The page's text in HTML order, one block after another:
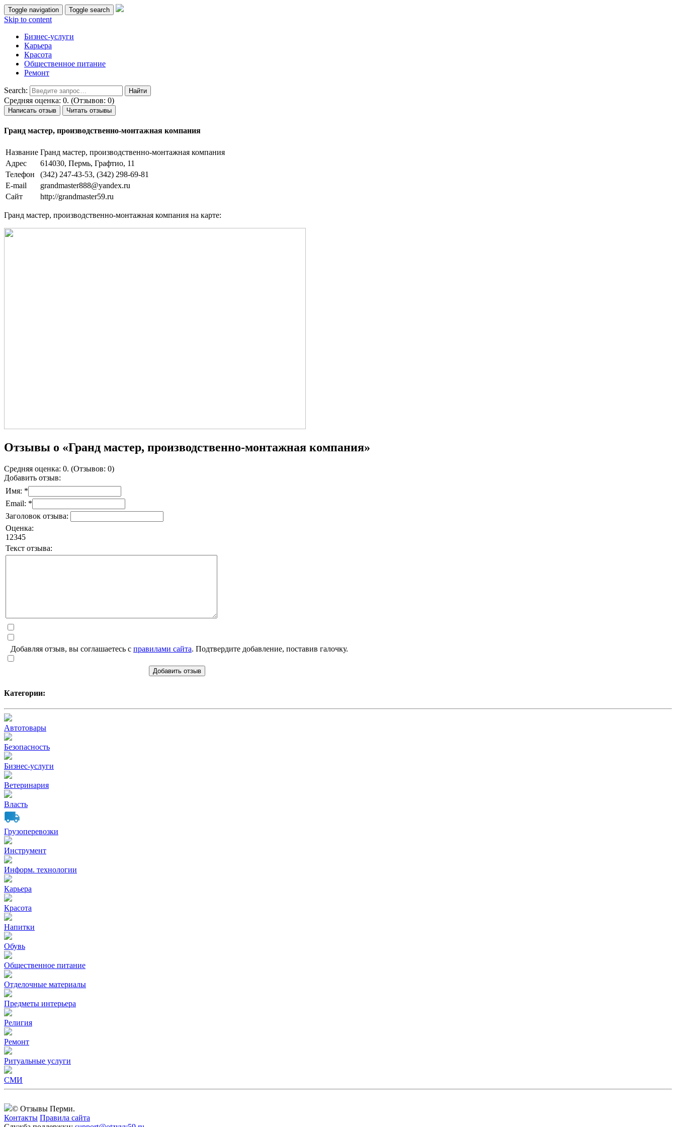
Toggle navigation Toggle search
Skip to content
Бизнес-услуги
Карьера
Красота
Общественное питание
Ремонт
Search:
Средняя оценка: 0. (Отзывов: 0)
Написать отзыв Читать отзывы
Гранд мастер, производственно-монтажная компания
Название Гранд мастер, производственно-монтажная компания
Адрес
614030, Пермь, Графтио, 11
Телефон
(342) 247-43-53, (342) 298-69-81
E-mail
grandmaster888@yandex.ru
Сайт
http://grandmaster59.ru
Гранд мастер, производственно-монтажная компания на карте:
Отзывы о «Гранд мастер, производственно-монтажная компания»
Средняя оценка: 0. (Отзывов: 0)
Добавить отзыв:
Имя: *
Email: *
Заголовок отзыва:
Оценка:
1 2345
Текст отзыва:
Добавляя отзыв, вы соглашаетесь с правилами сайта. Подтвердите добавление, поставив галочку.
Добавить отзыв
Категории:
Автотовары
Безопасность
Бизнес-услуги
Ветеринария
Власть
Грузоперевозки
Инструмент
Информ. технологии
Карьера
Красота
Напитки
Обувь
Общественное питание
Отделочные материалы
Предметы интерьера
Религия
Ремонт
Ритуальные услуги
СМИ
© Отзывы Перми.
Контакты Правила сайта